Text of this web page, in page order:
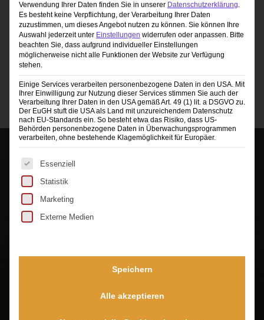
Kalender abonnieren
Bitte beachten Sie, dass dabei Daten an Drittanbieter
weitergegeben werden.
Inhalt entsperren
Verwendung Ihrer Daten finden Sie in unserer Datenschutzerklärung.
Es besteht keine Verpflichtung, der Verarbeitung Ihrer Daten
zuzustimmen, um dieses Angebot nutzen zu können. Sie können Ihre
Auswahl jederzeit unter Einstellungen widerrufen oder anpassen. Bitte
beachten Sie, dass aufgrund individueller Einstellungen
möglicherweise nicht alle Funktionen der Website zur Verfügung
stehen.
Einige Services verarbeiten personenbezogene Daten in den USA. Mit
Ihrer Einwilligung zur Nutzung dieser Services stimmen Sie auch der
Verarbeitung Ihrer Daten in den USA gemäß Art. 49 (1) lit. a DSGVO zu.
Der EuGH stuft die USA als Land mit unzureichendem Datenschutz
nach EU-Standards ein. So besteht etwa das Risiko, dass US-
Behörden personenbezogene Daten in Überwachungsprogrammen
verarbeiten, ohne bestehende Klagemöglichkeit für Europäer.
Es folgt eine Liste der Service-Gruppen, für die eine
Essenziell
Statistik
Marketing
Externe Medien
Speichern
Alle akzeptieren